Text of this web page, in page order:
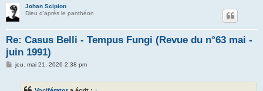
Johan Scipion
Dieu d'après le panthéon
Re: Casus Belli - Tempus Fungi (Revue du n°63 mai -
juin 1991)
Mjeu. mai 21, 2026 2:38 pm